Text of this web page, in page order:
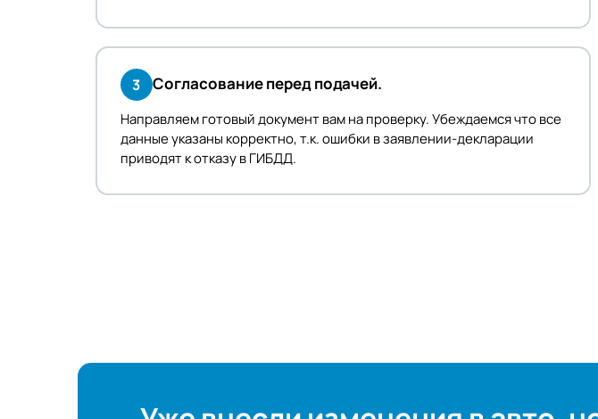
3 Согласование перед подачей.
Направляем готовый документ вам на проверку. Убеждаемся что все
данные указаны корректно, т.к. ошибки в заявлении-декларации
приводят к отказу в ГИБДД.